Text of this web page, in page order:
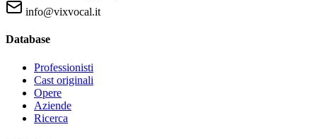
info@vixvocal.it
Database
Professionisti
Cast originali
Opere
Aziende
Ricerca